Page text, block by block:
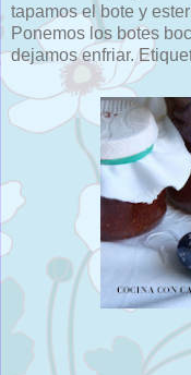
tapamos el bote y
Ponemos los botes
dejamos enfriar.